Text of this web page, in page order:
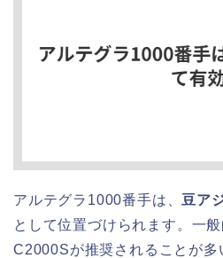
アルテグラ1000番手は、 豆ア
として位置づけられます。一
C2000Sが推奨されることが